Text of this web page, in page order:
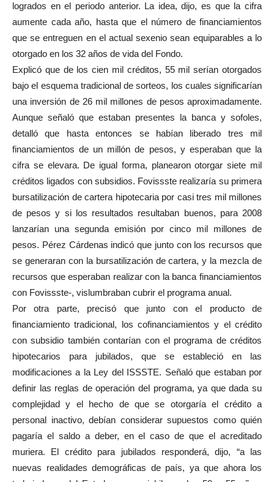
logrados en el periodo anterior. La idea, dijo, es que la cifra
aumente cada año, hasta que el número de financiamientos
que se entreguen en el actual sexenio sean equiparables a lo
otorgado en los 32 años de vida del Fondo.
Explicó que de los cien mil créditos, 55 mil serían otorgados
bajo el esquema tradicional de sorteos, los cuales significarían
una inversión de 26 mil millones de pesos aproximadamente.
Aunque señaló que estaban presentes la banca y sofoles,
detalló que hasta entonces se habían liberado tres mil
financiamientos de un millón de pesos, y esperaban que la
cifra se elevara. De igual forma, planearon otorgar siete mil
créditos ligados con subsidios. Fovissste realizaría su primera
bursatilización de cartera hipotecaria por casi tres mil millones
de pesos y si los resultados resultaban buenos, para 2008
lanzarían una segunda emisión por cinco mil millones de
pesos. Pérez Cárdenas indicó que junto con los recursos que
se generaran con la bursatilización de cartera, y la mezcla de
recursos que esperaban realizar con la banca financiamientos
con Fovissste-, vislumbraban cubrir el programa anual.
Por otra parte, precisó que junto con el producto de
financiamiento tradicional, los cofinanciamientos y el crédito
con subsidio también contarían con el programa de créditos
hipotecarios para jubilados, que se estableció en las
modificaciones a la Ley del ISSSTE. Señaló que estaban por
definir las reglas de operación del programa, ya que dada su
complejidad y el hecho de que se otorgaría el crédito a
personal inactivo, debían considerar supuestos como quién
pagaría el saldo a deber, en el caso de que el acreditado
muriera. El crédito para jubilados responderá, dijo, “a las
nuevas realidades demográficas de país, ya que ahora los